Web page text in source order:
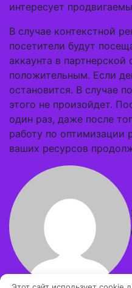
интересует
В случае контекстной
посетители будут
аккаунта в партнерской
положительным. Если
остановится. В случае
этого не произойдет.
один раз, даже после
работу по оптимизации
ваших ресурсов